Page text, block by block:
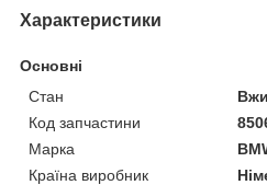
Характеристики
Основні
Стан
Код запчастини
Марка
Країна виробник